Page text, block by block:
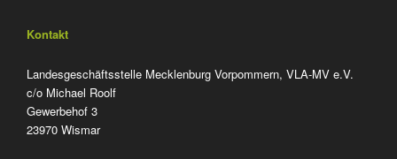
Kontakt
Landesgeschäftsstelle Mecklenburg Vorpommern, VLA-MV e.V.
c/o Michael Roolf
Gewerbehof 3
23970 Wismar